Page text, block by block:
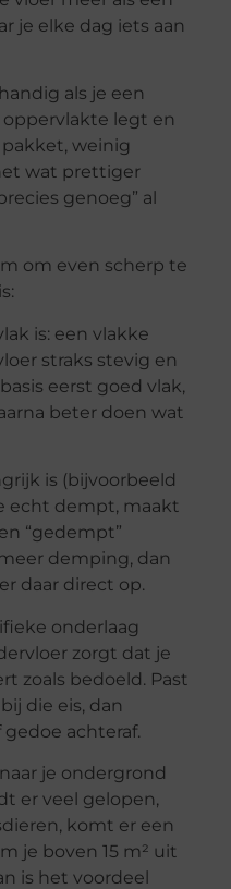
je elke dag iets aan
als je een
legt en
weinig
wat prettiger
genoeg” al
om even scherp te
is: een vlakke
straks stevig en
eerst goed vlak,
beter doen wat
is (bijvoorbeeld
echt dempt, maakt
“gedempt”
demping, dan
daar direct op.
onderlaag
zorgt dat je
zoals bedoeld. Past
die eis, dan
achteraf.
je ondergrond
er veel gelopen,
komt er een
je boven 15 m² uit
is het voordeel